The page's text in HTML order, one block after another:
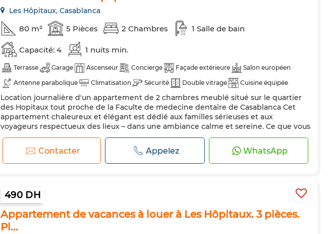
Les Hôpitaux, Casablanca
80 m² 5 Pièces 2 Chambres 1 Salle de bain
Capacité: 4 1 nuits min.
Terrasse Garage Ascenseur Concierge Façade extérieure
Salon européen
Antenne parabolique
Climatisation Sécurité Double vitrage
Cuisine équipée
Réfrigérateur
Four TV Machine à laver Micro-ondes Internet
Location journalière d'un appartement de 2 chambres meublé situé sur le quartier
des Hopitaux tout proche de la Faculte de medecine dentaire de Casablanca Cet
appartement chaleureux et élégant est dédié aux familles sérieuses et aux
voyageurs respectueux des lieux – dans une ambiance calme et sereine. Ce que vous
trouverez à l’intérieur : - Cuisine bien équipée - 1 Grand séjour européen lumineux
avec balcon - Smart TV 55 avec IPTV - Salle à ma...
Contacter Appelez WhatsApp
490 DH
Appartement de vacances à louer à Les Hôpitaux. 3 pièces.
Pl...